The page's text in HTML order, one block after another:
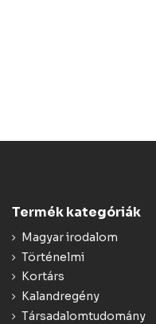
Termék kategóriák
Magyar irodalom
Történelmi
Kortárs
Kalandregény
Társadalomtudomány